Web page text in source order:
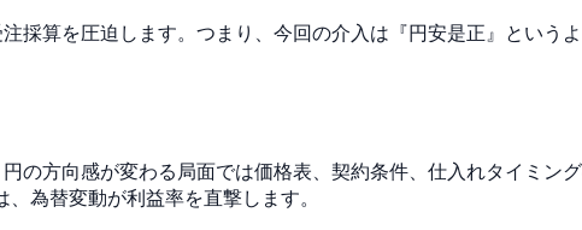
採算を圧迫します。つまり、今回の介入は『円安是正』という
の方向感が変わる局面では価格表、契約条件、仕入れタイミン
為替変動が利益率を直撃します。